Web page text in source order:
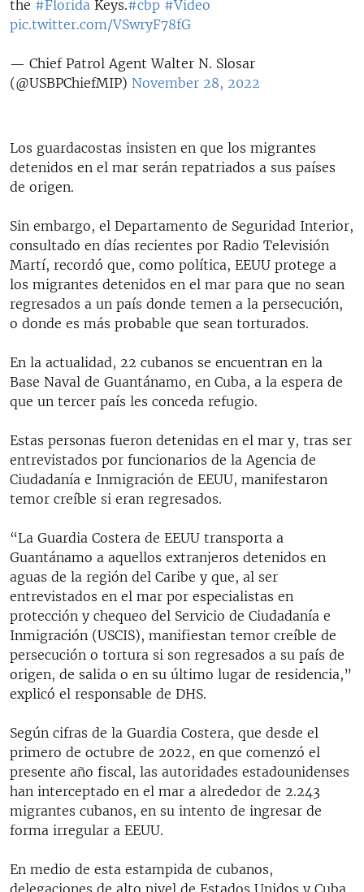
the #Florida Keys.#cbp #Video
pic.twitter.com/VSwryF78fG
— Chief Patrol Agent Walter N. Slosar
(@USBPChiefMIP) November 28, 2022
Los guardacostas insisten en que los migrantes
detenidos en el mar serán repatriados a sus países
de origen.
Sin embargo, el Departamento de Seguridad Interior,
consultado en días recientes por Radio Televisión
Martí, recordó que, como política, EEUU protege a
los migrantes detenidos en el mar para que no sean
regresados a un país donde temen a la persecución,
o donde es más probable que sean torturados.
En la actualidad, 22 cubanos se encuentran en la
Base Naval de Guantánamo, en Cuba, a la espera de
que un tercer país les conceda refugio.
Estas personas fueron detenidas en el mar y, tras ser
entrevistados por funcionarios de la Agencia de
Ciudadanía e Inmigración de EEUU, manifestaron
temor creíble si eran regresados.
“La Guardia Costera de EEUU transporta a
Guantánamo a aquellos extranjeros detenidos en
aguas de la región del Caribe y que, al ser
entrevistados en el mar por especialistas en
protección y chequeo del Servicio de Ciudadanía e
Inmigración (USCIS), manifiestan temor creíble de
persecución o tortura si son regresados a su país de
origen, de salida o en su último lugar de residencia,”
explicó el responsable de DHS.
Según cifras de la Guardia Costera, que desde el
primero de octubre de 2022, en que comenzó el
presente año fiscal, las autoridades estadounidenses
han interceptado en el mar a alrededor de 2.243
migrantes cubanos, en su intento de ingresar de
forma irregular a EEUU.
En medio de esta estampida de cubanos,
delegaciones de alto nivel de Estados Unidos y Cuba